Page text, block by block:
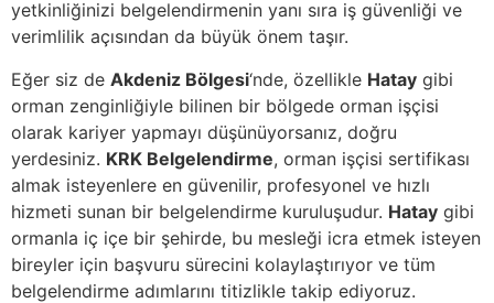
yetkinliğinizi belgelendirmenin yanı sıra iş güvenliği ve
verimlilik açısından da büyük önem taşır.
Eğer siz de Akdeniz Bölgesi‘nde, özellikle Hatay gibi
orman zenginliğiyle bilinen bir bölgede orman işçisi
olarak kariyer yapmayı düşünüyorsanız, doğru
yerdesiniz. KRK Belgelendirme, orman işçisi sertifikası
almak isteyenlere en güvenilir, profesyonel ve hızlı
hizmeti sunan bir belgelendirme kuruluşudur. Hatay gibi
ormanla iç içe bir şehirde, bu mesleği icra etmek isteyen
bireyler için başvuru sürecini kolaylaştırıyor ve tüm
belgelendirme adımlarını titizlikle takip ediyoruz.